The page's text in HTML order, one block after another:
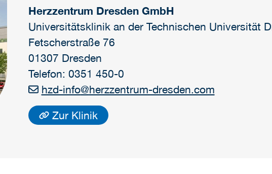
Herzzentrum Dresden GmbH
Universitätsklinik an der Technischen Universität
Fetscherstraße 76
01307 Dresden
Telefon: 0351 450-0
hzd-info@herzzentrum-dresden.com
Zur Klinik